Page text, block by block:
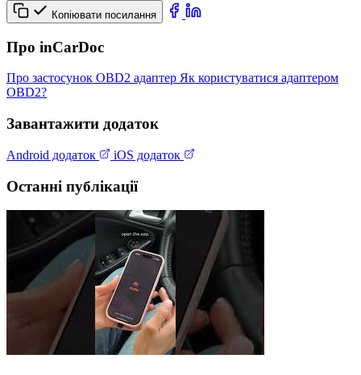
Копіювати посилання
Про inCarDoc
Про застосунок OBD2 адаптер Як користуватися адаптером
OBD2?
Завантажити додаток
Android додаток iOS додаток
Останні публікації